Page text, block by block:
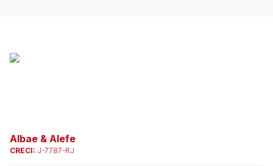
Albae & Alefe
CRECI: J-7787-RJ